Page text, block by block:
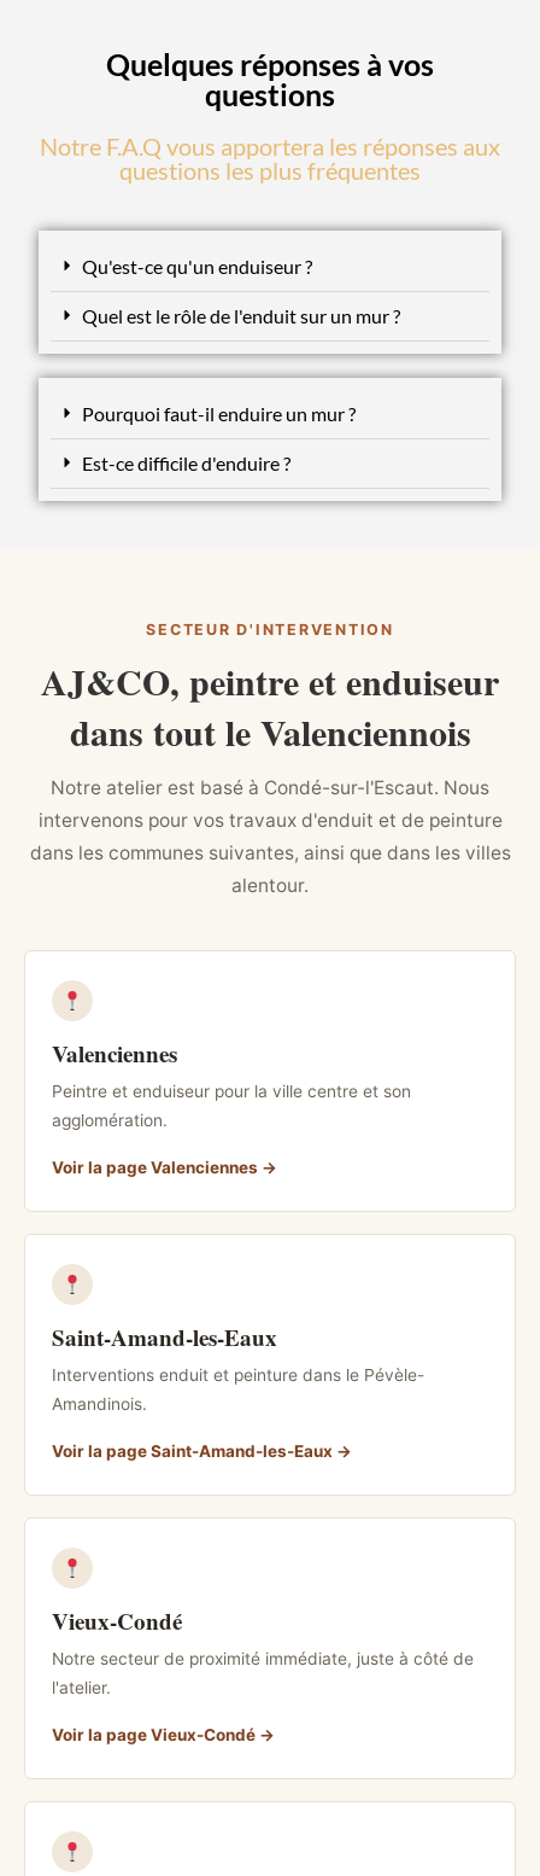
Quelques réponses à vos
questions
Notre F.A.Q vous apportera les réponses aux
questions les plus fréquentes
Qu'est-ce qu'un enduiseur ?
Quel est le rôle de l'enduit sur un mur ?
Pourquoi faut-il enduire un mur ?
Est-ce difficile d'enduire ?
SECTEUR D'INTERVENTION
AJ&CO, peintre et enduiseur
dans tout le Valenciennois
Notre atelier est basé à Condé-sur-l'Escaut. Nous
intervenons pour vos travaux d'enduit et de peinture
dans les communes suivantes, ainsi que dans les villes
alentour.
Valenciennes
Peintre et enduiseur pour la ville centre et son
agglomération.
Voir la page Valenciennes
Saint-Amand-les-Eaux
Interventions enduit et peinture dans le Pévèle-
Amandinois.
Voir la page Saint-Amand-les-Eaux
Vieux-Condé
Notre secteur de proximité immédiate, juste à côté de
l'atelier.
Voir la page Vieux-Condé